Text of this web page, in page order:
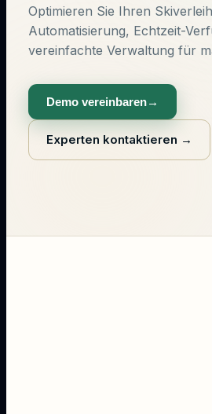
Optimieren Sie Ihren
Automatisierung, Echtzeit-
vereinfachte Verwaltung für
Demo vereinbaren→
Experten kontaktieren →